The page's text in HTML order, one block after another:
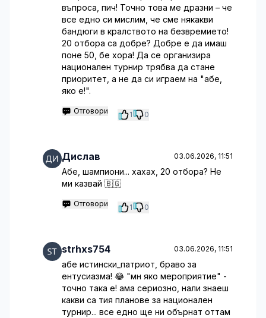
въпроса, пич! Точно това ме дразни – че
все едно си мислим, че сме някакви
бандюги в кралството на безвремието!
20 отбора са добре? Добре е да имаш
поне 50, бе хора! Да се организира
национален турнир трябва да стане
приоритет, а не да си играем на "абе,
яко е!".
Отговори 1 0
Дислав 03.06.2026, 11:51
Абе, шампиони... хахах, 20 отбора? Не
ми казвай 🇧🇬
Отговори 1 0
strhxs754 03.06.2026, 11:51
абе истински_патриот, браво за
ентусиазма! 😂 "мн яко мероприятие" -
точно така е! ама сериозно, нали знаеш
какви са тия планове за национален
турнир... все едно ще ни обърнат оттам